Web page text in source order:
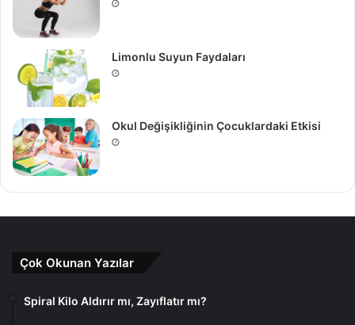
Limonlu Suyun Faydaları
Okul Değişikliğinin Çocuklardaki Etkisi
Çok Okunan Yazılar
Spiral Kilo Aldırır mı, Zayıflatır mı?